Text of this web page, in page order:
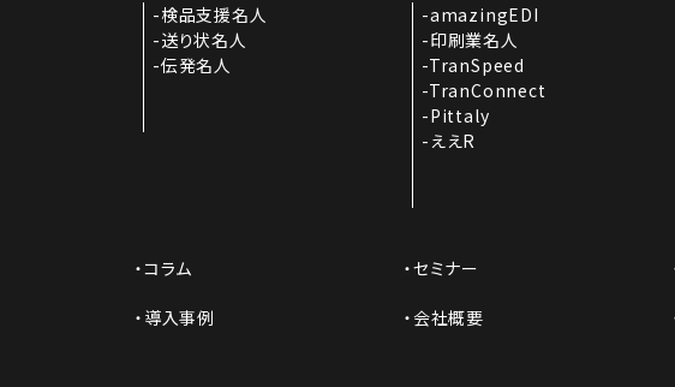
検品支援名人
送り状名人
伝発名人
amazingEDI
印刷業名人
TranSpeed
TranConnect
Pittaly
ええR
コラム セミナー
導入事例 会社概要